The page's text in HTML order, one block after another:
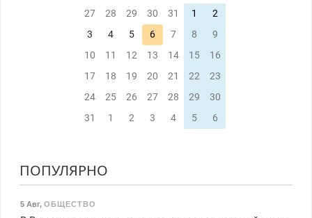
27
28 29 30 31 1
2
3
4 5 6 7 8
9
10
11 12 13 14 15
16
17
18 19 20 21 22
23
24
25 26 27 28 29
30
31
1 2 3 4 5 6
ПОПУЛЯРНО
5 Авг, ОБЩЕСТВО